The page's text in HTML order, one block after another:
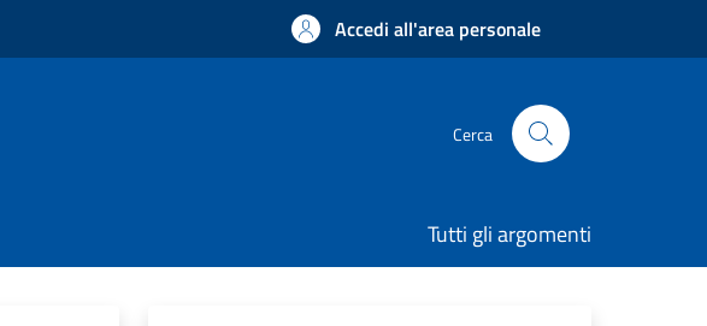
Accedi all'area personale
Cerca
Tutti gli argomenti